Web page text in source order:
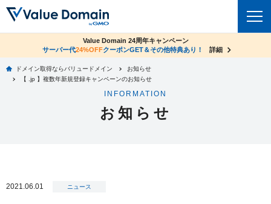
ドメイントップ
レンタルサーバー
XREA
co.jpドメイン✕コアサーバーV2ビジネス応援キャンペーン
サーバー料金1年間無料
詳細
Value Domain 24周年キャンペーン
サーバー代24%OFFクーポンGET＆その他特典あり！ 詳細
ドメイン取得ならバリュードメイン
お知らせ
【 .jp 】複数年新規登録キャンペーンのお知らせ
INFORMATION
お知らせ
2021.06.01 ニュース